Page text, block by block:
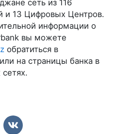
сеть из 116
и 13 Цифровых Центров.
информации о
вы можете
обратиться в
на страницы банка в